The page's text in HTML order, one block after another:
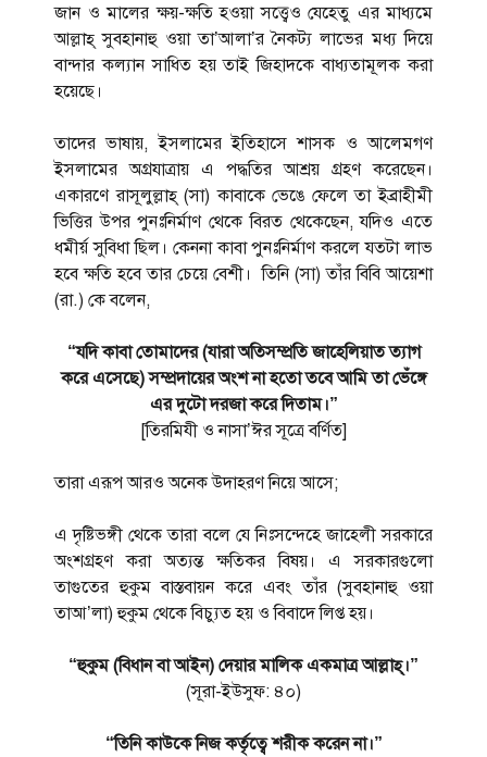
জান ও মালের ক্ষয়-ক্ষতি হওয়া সত্ত্বেও যেহেতু এর মাধ্যমে
আল্লাহ্ সুবহানাহু ওয়া তা’আলা’র নৈকট্য লাভের মধ্য দিয়ে
বান্দার কল্যান সাধিত হয় তাই জিহাদকে বাধ্যতামূলক করা
হয়েছে।
তাদের ভাষায়, ইসলামের ইতিহাসে শাসক ও আলেমগণ
ইসলামের অগ্রযাত্রায় এ পদ্ধতির আশ্রয় গ্রহণ করেছেন।
একারণে রাসূলুল্লাহ্ (সা) কাবাকে ভেঙে ফেলে তা ইব্রাহীমী
ভিত্তির উপর পুনঃনির্মাণ থেকে বিরত থেকেছেন, যদিও এতে
ধমীর্য় সুবিধা ছিল। কেননা কাবা পুনঃনির্মাণ করলে যতটা লাভ
হবে ক্ষতি হবে তার চেয়ে বেশী। তিনি (সা) তাঁর বিবি আয়েশা
(রা.) কে বলেন,
“যদি কাবা তোমাদের (যারা অতিসম্প্রতি জাহেলিয়াত ত্যাগ
করে এসেছে) সম্প্রদায়ের অংশ না হতো তবে আমি তা ভেঁঙ্গে
এর দুটো দরজা করে দিতাম।”
[তিরমিযী ও নাসা’ঈর সূত্রে বর্ণিত]
তারা এরূপ আরও অনেক উদাহরণ নিয়ে আসে;
এ দৃষ্টিভঙ্গী থেকে তারা বলে যে নিঃসন্দেহে জাহেলী সরকারে
অংশগ্রহণ করা অত্যন্ত ক্ষতিকর বিষয়। এ সরকারগুলো
তাগুতের হুকুম বাস্তবায়ন করে এবং তাঁর (সুবহানাহু ওয়া
তাআ’লা) হুকুম থেকে বিচ্যুত হয় ও বিবাদে লিপ্ত হয়।
“হুকুম (বিধান বা আইন) দেয়ার মালিক একমাত্র আল্লাহ্।”
(সূরা-ইউসুফ: ৪০)
“তিনি কাউকে নিজ কর্তৃত্বে শরীক করেন না।”